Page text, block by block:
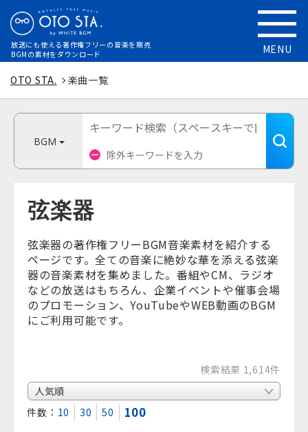
放送にも使える著作権フリーの音楽を販売
BGMの素材をダウンロード
MENU
OTO STA. 楽曲一覧
BGM
弦楽器
弦楽器の著作権フリーBGM音楽素材を紹介する
ページです。全ての音楽に絶妙な華を添える弦楽
器の音楽素材を集めました。番組やCM、ラジオ
などの放送はもちろん、企業イベントや催事会場
のプロモーション、YouTubeやWEB動画のBGM
にご利用可能です。
検索結果 1,614件
表示件数： 10 30 50 100